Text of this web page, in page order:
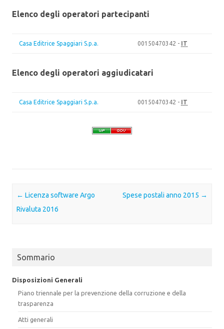
Elenco degli operatori partecipanti
Casa Editrice Spaggiari S.p.a. 00150470342 - IT
Elenco degli operatori aggiudicatari
Casa Editrice Spaggiari S.p.a. 00150470342 - IT
Post navigation
← Licenza software Argo
Rivaluta 2016
Spese postali anno 2015 →
Sommario
Disposizioni Generali
Piano triennale per la prevenzione della corruzione e della
trasparenza
Atti generali